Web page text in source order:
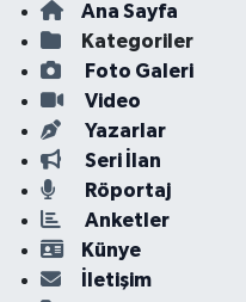
Ana Sayfa
Kategoriler
Foto Galeri
Video
Yazarlar
Seri İlan
Röportaj
Anketler
Künye
İletişim